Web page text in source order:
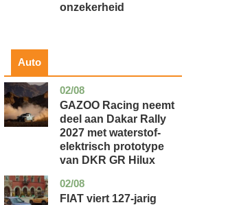
onzekerheid
Auto
02/08
auto
GAZOO Racing neemt
deel aan Dakar Rally
2027 met waterstof-
elektrisch prototype
van DKR GR Hilux
02/08
auto
FIAT viert 127-jarig